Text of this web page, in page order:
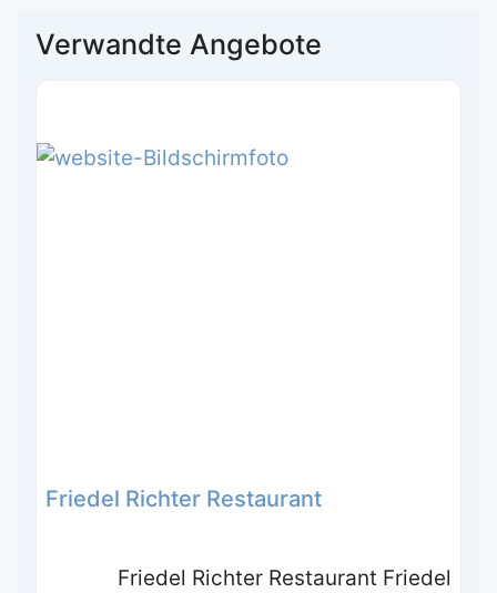
Verwandte Angebote
Friedel Richter Restaurant
Friedel Richter Restaurant Friedel